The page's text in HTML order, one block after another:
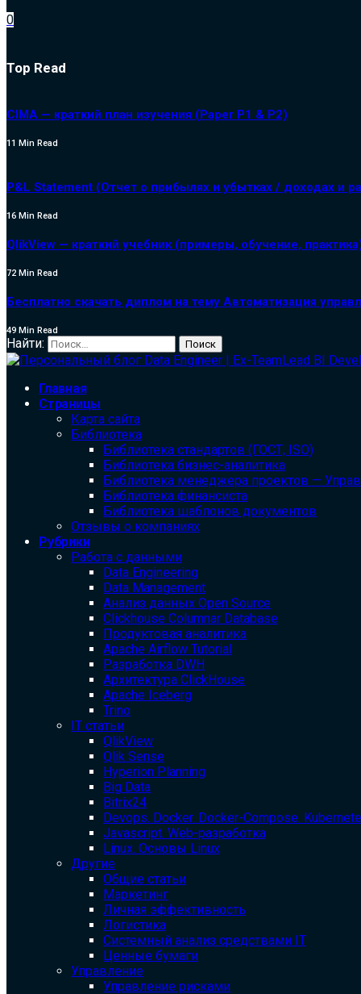
0
Top Read
CIMA — краткий план изучения (Paper P1 & P2)
11 Min Read
P&L Statement (Отчет о прибылях и убытках / доходах и
16 Min Read
QlikView — краткий учебник (примеры, обучение,
72 Min Read
Бесплатно скачать диплом на тему Автоматизация
49 Min Read
Найти:
Главная
Страницы
Карта сайта
Библиотека
Библиотека cтандартов (ГОСТ, ISO)
Библиотека бизнес-аналитика
Библиотека менеджера проектов —
Библиотека финансиста
Библиотека шаблонов документов
Отзывы о компаниях
Рубрики
Работа с данными
Data Engineering
Data Management
Анализ данных Open Source
Clickhouse Columnar Database
Продуктовая аналитика
Apache Airflow Tutorial
Разработка DWH
Архитектура ClickHouse
Apache Iceberg
Trino
IT статьи
QlikView
Qlik Sense
Hyperion Planning
Big Data
Bitrix24
Devops. Docker. Docker-Compose.
Javascript. Web-разработка
Linux. Основы Linux
Другие
Общие статьи
Маркетинг
Личная эффективность
Логистика
Системный анализ средствами IT
Ценные бумаги
Управление
Управление рисками